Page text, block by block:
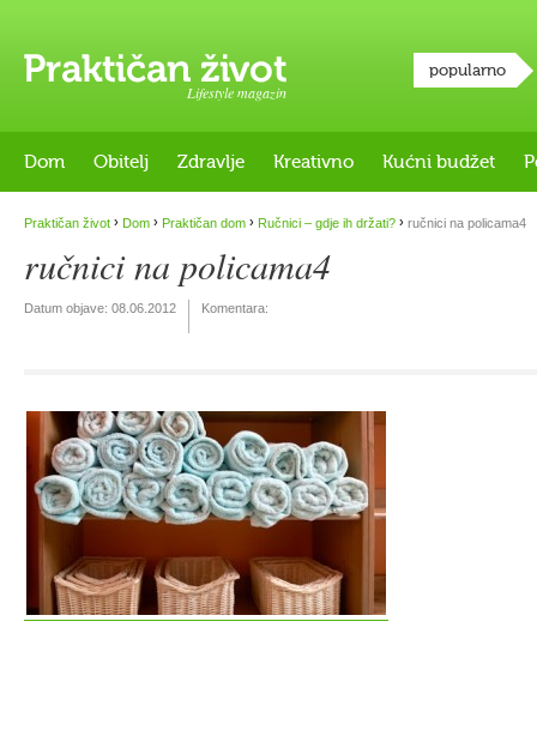
Lifestyle magazin
popularno
Dom Obitelj Zdravlje Kreativno Kućni budžet
Praktičan život › Dom › Praktičan dom › Ručnici – gdje ih držati? › ručnici na policama4
ručnici na policama4
Datum objave: 08.06.2012 Komentara: